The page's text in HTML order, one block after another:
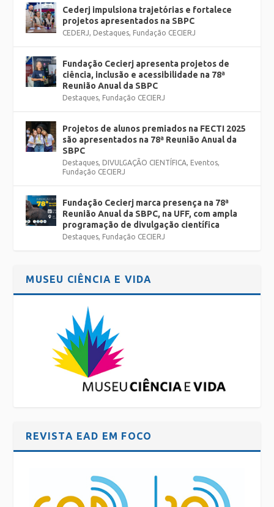
Cederj impulsiona trajetórias e fortalece
projetos apresentados na SBPC
CEDERJ Destaques Fundação CECIERJ
Fundação Cecierj apresenta projetos de
ciência, inclusão e acessibilidade na 78ª
Reunião Anual da SBPC
Destaques Fundação CECIERJ
Projetos de alunos premiados na FECTI 2025
são apresentados na 78ª Reunião Anual da
SBPC
Destaques DIVULGAÇÃO CIENTÍFICA Eventos
Fundação CECIERJ
Fundação Cecierj marca presença na 78ª
Reunião Anual da SBPC, na UFF, com ampla
programação de divulgação científica
Destaques Fundação CECIERJ
MUSEU CIÊNCIA E VIDA
REVISTA EAD EM FOCO